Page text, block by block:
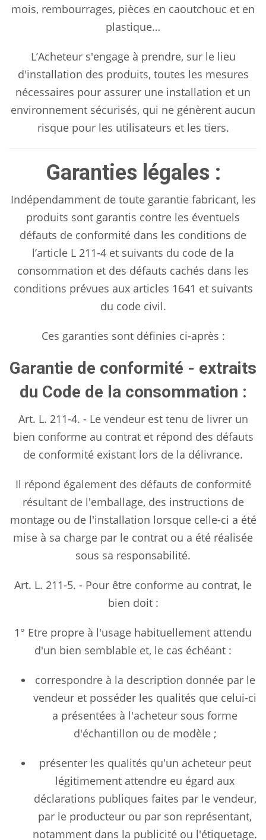
mois, rembourrages, pièces en caoutchouc et en
plastique…
L’Acheteur s'engage à prendre, sur le lieu
d'installation des produits, toutes les mesures
nécessaires pour assurer une installation et un
environnement sécurisés, qui ne génèrent aucun
risque pour les utilisateurs et les tiers.
Garanties légales :
Indépendamment de toute garantie fabricant, les
produits sont garantis contre les éventuels
défauts de conformité dans les conditions de
l’article L 211-4 et suivants du code de la
consommation et des défauts cachés dans les
conditions prévues aux articles 1641 et suivants
du code civil.
Ces garanties sont définies ci-après :
Garantie de conformité - extraits
du Code de la consommation :
Art. L. 211-4. - Le vendeur est tenu de livrer un
bien conforme au contrat et répond des défauts
de conformité existant lors de la délivrance.
Il répond également des défauts de conformité
résultant de l'emballage, des instructions de
montage ou de l'installation lorsque celle-ci a été
mise à sa charge par le contrat ou a été réalisée
sous sa responsabilité.
Art. L. 211-5. - Pour être conforme au contrat, le
bien doit :
1° Etre propre à l'usage habituellement attendu
d'un bien semblable et, le cas échéant :
correspondre à la description donnée par le
vendeur et posséder les qualités que celui-ci
a présentées à l'acheteur sous forme
d'échantillon ou de modèle ;
présenter les qualités qu'un acheteur peut
légitimement attendre eu égard aux
déclarations publiques faites par le vendeur,
par le producteur ou par son représentant,
notamment dans la publicité ou l'étiquetage.